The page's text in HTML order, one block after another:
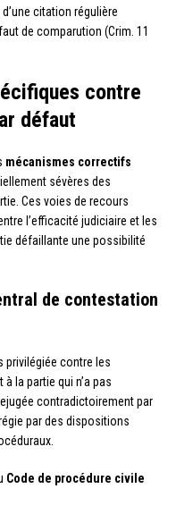
citation régulière
de comparution (Crim. 11
contre
défaut
mécanismes correctifs
sévères des
Ces voies de recours
l’efficacité judiciaire et les
défaillante une possibilité
de contestation
privilégiée contre les
la partie qui n’a pas
contradictoirement par
par des dispositions
Code de procédure civile